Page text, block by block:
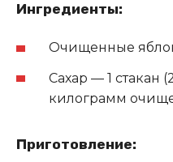
Ингредиенты:
Очищенные
Сахар — 1 стакан
килограмм
Приготовление: